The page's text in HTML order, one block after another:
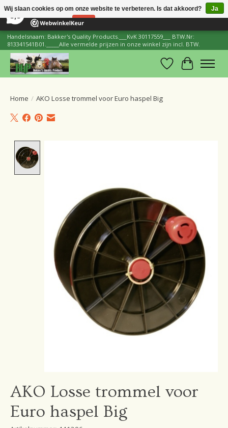
206 Reviews ×
Handelsnaam: Bakker's Quality Products.___KvK 30117559___ BTW.Nr:
813341541B01._____Alle vermelde prijzen in onze winkel zijn incl. BTW.
Verlanglijst
Home / AKO Losse trommel voor Euro haspel Big
AKO Losse trommel voor
Euro haspel Big
Wij slaan cookies op om onze website te verbeteren. Is dat akkoord?
Ja
Nee